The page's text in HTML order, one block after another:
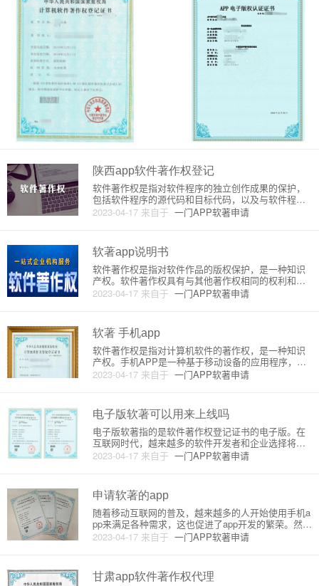
陕西app软件著作权登记
2023-04-17 来自于 一门APP软著申请
软件著作权是指对软件程序的独立创作成果的保护，
包括软件程序的源代码和目标代码，以及与软件程序
有关的说明文档和用户手册等。在中国，软件著作权
件著作权登记的流程和要求与
软著app说明书
2023-04-17 来自于 一门APP软著申请
软件著作权是指对软件作品的版权保护，是一种知识
产权。软件著作权具有与其他著作权相同的权利和义
务，如署名权、修改权、复制权等。软件著作权的申
等。软著app是一款提供软件
软著 手机app
2023-04-17 来自于 一门APP软著申请
软件著作权是指对计算机软件的著作权，是一种知识
产权。手机APP是一种基于移动设备的应用程序，它
的开发和设计也需要获得软件著作权的保护。本文将
件的著作权，它是一种知
电子版软著可以用来上线吗
2023-04-17 来自于 一门APP软著申请
电子版软著指的是软件著作权登记证书的电子版。在
互联网时代，越来越多的软件开发者和企业选择将软
著证书的电子版用于上线。那么，电子版软著可以用
效凭证，为了保证软件的版权
申请软著的app
2023-04-17 来自于 一门APP软著申请
随着移动互联网的普及，越来越多的人开始使用手机a
pp来满足各种需求，这也促进了app开发的繁荣。然
而，在这个竞争激烈的市场中，如何保护自己的app不
介绍申请
甘肃app软件著作权代理